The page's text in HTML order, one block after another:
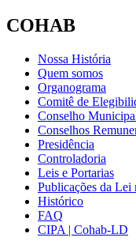
COHAB
Nossa História
Quem somos
Organograma
Comitê de
Conselho
Conselhos
Presidência
Controladoria
Leis e Portarias
Publicações da Lei
Histórico
FAQ
CIPA | Cohab-LD